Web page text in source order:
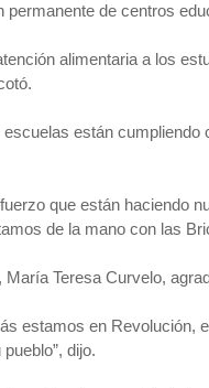
permanente de centros
alimentaria a los
están
que están haciendo
de la mano con las
Teresa Curvelo,
estamos en Revolución,
dijo.